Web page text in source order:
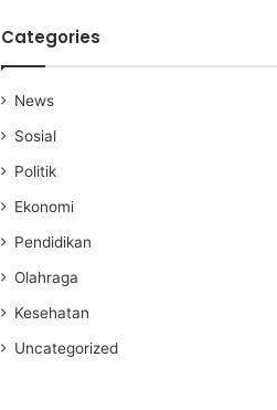
Categories
News
Sosial
Politik
Ekonomi
Pendidikan
Olahraga
Kesehatan
Uncategorized